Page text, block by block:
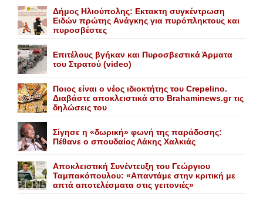
Δήμος Ηλιούπολης: Eκτακτη συγκέντρωση
Eιδών πρώτης Aνάγκης για πυρόπληκτους και
πυροσβέστες
Επιτέλους βγήκαν και Πυροσβεστικά Άρματα
του Στρατού (video)
Ποιος είναι ο νέος ιδιοκτήτης του Crepelino.
Διαβάστε αποκλειστικά στο Brahaminews.gr τις
δηλώσεις του
Σίγησε η «δωρική» φωνή της παράδοσης:
Πέθανε o σπουδαίος Λάκης Xαλκιάς
Αποκλειστική Συνέντευξη του Γεώργιου
Ταμπακόπουλου: «Απαντάμε στην κριτική με
απτά αποτελέσματα στις γειτονιές»